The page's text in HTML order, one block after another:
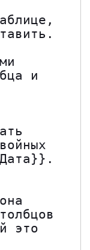
и
это